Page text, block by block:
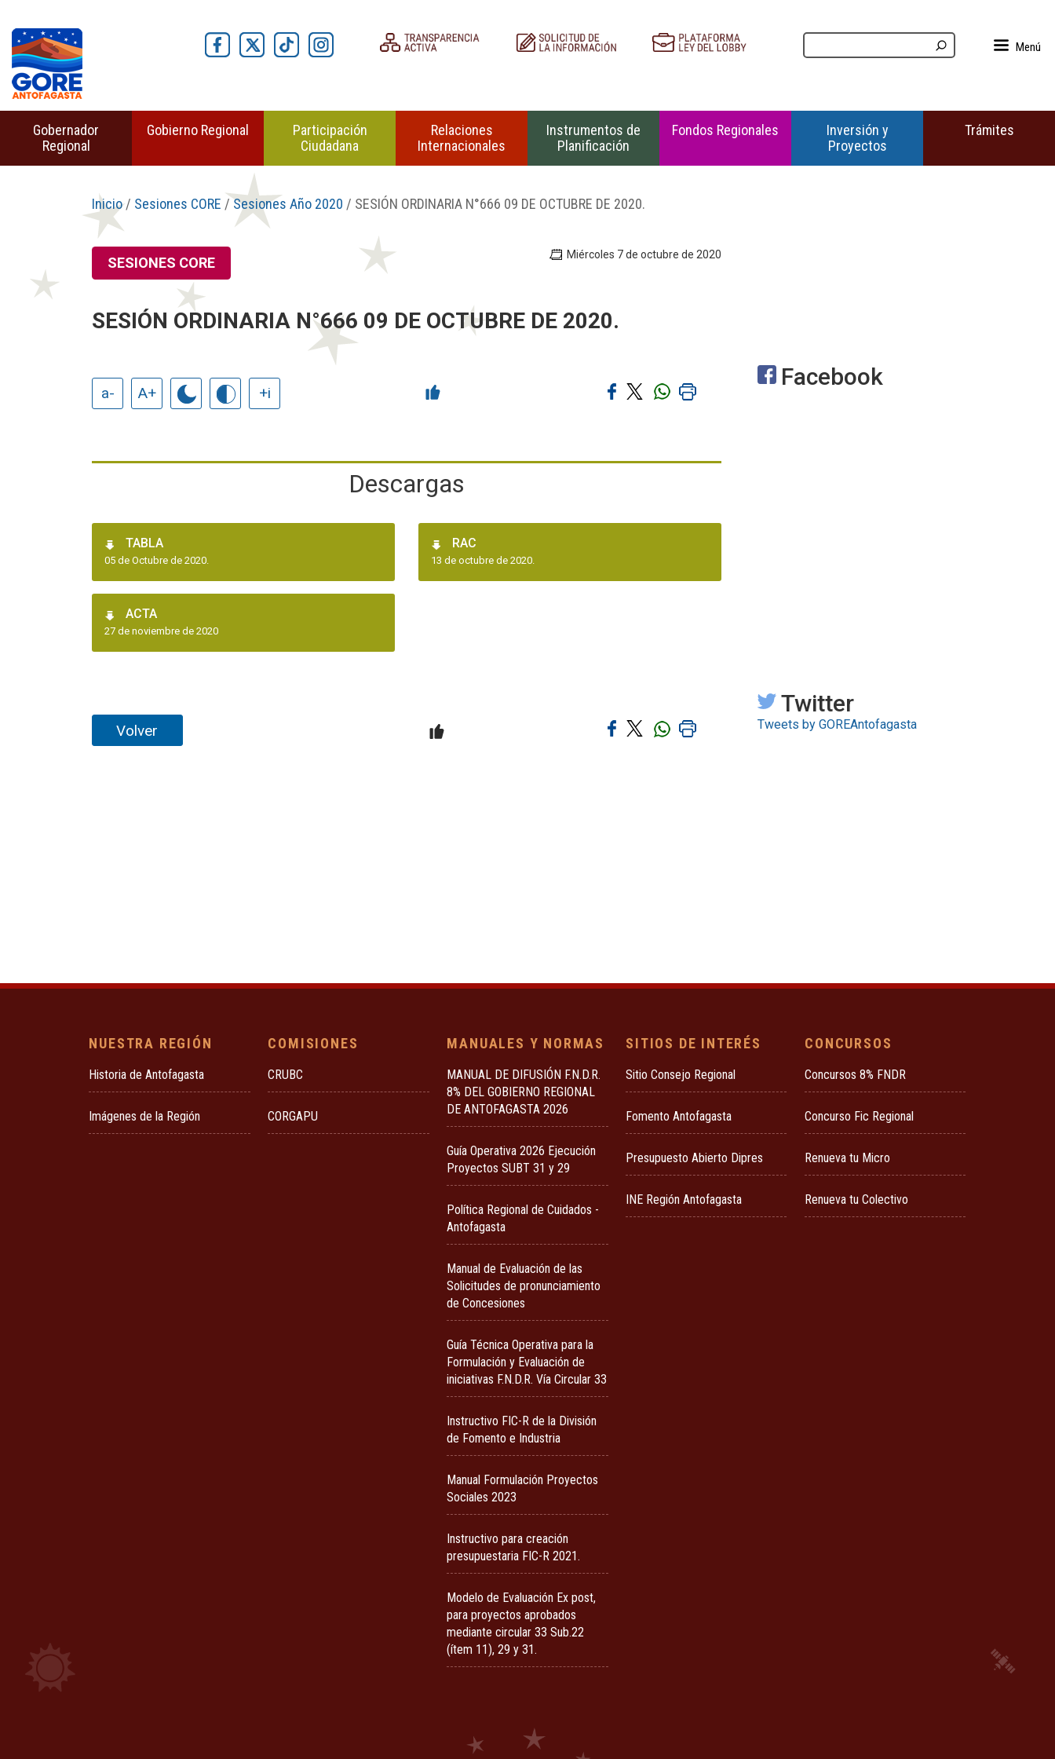
Menú
Gobernador
Regional
Gobierno Regional
Participación
Ciudadana
Relaciones
Internacionales
Instrumentos de
Planificación
Fondos Regionales
Inversión y
Proyectos
Trámites
Inicio/ Sesiones CORE / Sesiones Año 2020 / SESIÓN ORDINARIA N°666 09 DE OCTUBRE DE 2020.
SESIONES CORE Miércoles 7 de octubre de 2020
SESIÓN ORDINARIA N°666 09 DE OCTUBRE DE 2020.
a- A+ +i
Descargas
TABLA
05 de Octubre de 2020.
RAC
13 de octubre de 2020.
ACTA
27 de noviembre de 2020
Volver
Facebook
Twitter
Tweets by GOREAntofagasta
NUESTRA REGIÓN
Historia de Antofagasta
Imágenes de la Región
COMISIONES
CRUBC
CORGAPU
MANUALES Y NORMAS
MANUAL DE DIFUSIÓN F.N.D.R.
8% DEL GOBIERNO REGIONAL
DE ANTOFAGASTA 2026
Guía Operativa 2026 Ejecución
Proyectos SUBT 31 y 29
Política Regional de Cuidados -
Antofagasta
Manual de Evaluación de las
Solicitudes de pronunciamiento
de Concesiones
Guía Técnica Operativa para la
Formulación y Evaluación de
iniciativas F.N.D.R. Vía Circular 33
Instructivo FIC-R de la División
de Fomento e Industria
Manual Formulación Proyectos
Sociales 2023
Instructivo para creación
presupuestaria FIC-R 2021.
Modelo de Evaluación Ex post,
para proyectos aprobados
mediante circular 33 Sub.22
(ítem 11), 29 y 31.
SITIOS DE INTERÉS
Sitio Consejo Regional
Fomento Antofagasta
Presupuesto Abierto Dipres
INE Región Antofagasta
CONCURSOS
Concursos 8% FNDR
Concurso Fic Regional
Renueva tu Micro
Renueva tu Colectivo